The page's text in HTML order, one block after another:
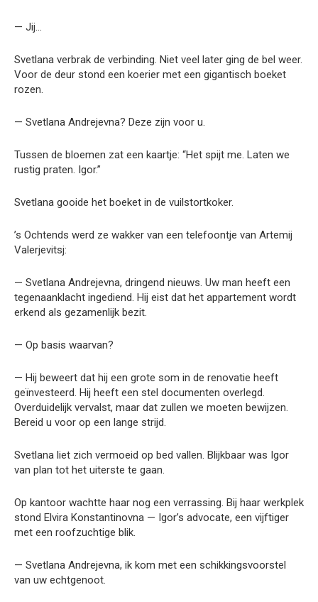
— Jij…
Svetlana verbrak de verbinding. Niet veel later ging de bel weer.
Voor de deur stond een koerier met een gigantisch boeket
rozen.
— Svetlana Andrejevna? Deze zijn voor u.
Tussen de bloemen zat een kaartje: “Het spijt me. Laten we
rustig praten. Igor.”
Svetlana gooide het boeket in de vuilstortkoker.
’s Ochtends werd ze wakker van een telefoontje van Artemij
Valerjevitsj:
— Svetlana Andrejevna, dringend nieuws. Uw man heeft een
tegenaanklacht ingediend. Hij eist dat het appartement wordt
erkend als gezamenlijk bezit.
— Op basis waarvan?
— Hij beweert dat hij een grote som in de renovatie heeft
geïnvesteerd. Hij heeft een stel documenten overlegd.
Overduidelijk vervalst, maar dat zullen we moeten bewijzen.
Bereid u voor op een lange strijd.
Svetlana liet zich vermoeid op bed vallen. Blijkbaar was Igor
van plan tot het uiterste te gaan.
Op kantoor wachtte haar nog een verrassing. Bij haar werkplek
stond Elvira Konstantinovna — Igor’s advocate, een vijftiger
met een roofzuchtige blik.
— Svetlana Andrejevna, ik kom met een schikkingsvoorstel
van uw echtgenoot.